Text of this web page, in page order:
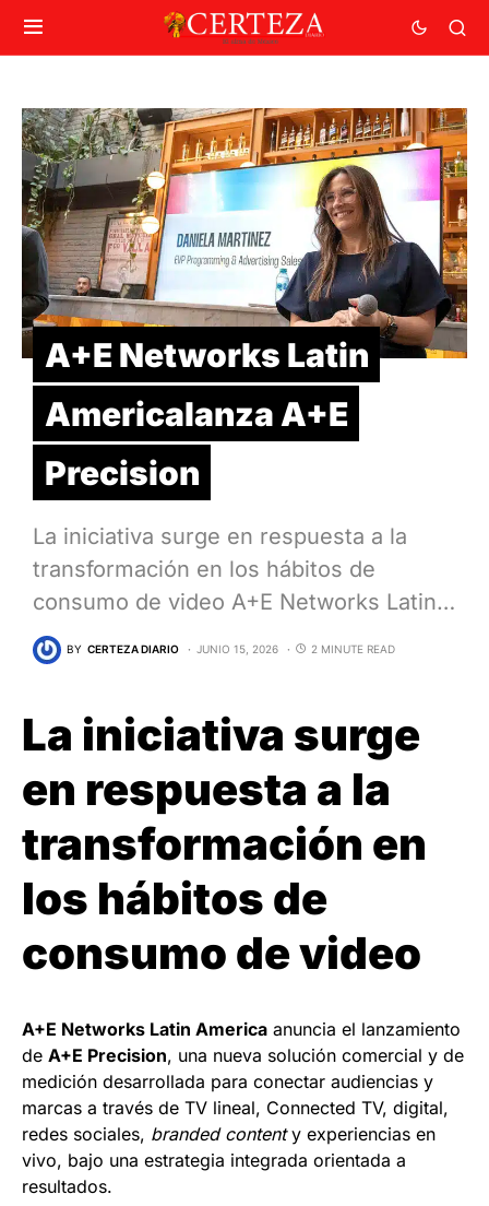
A+E Networks Latin
Americalanza A+E
Precision
La iniciativa surge en respuesta a la
transformación en los hábitos de
consumo de video A+E Networks Latin…
BY CERTEZA DIARIO JUNIO 15, 2026 2 MINUTE READ
La iniciativa surge
en respuesta a la
transformación en
los hábitos de
consumo de video
A+E Networks Latin America anuncia el lanzamiento
de A+E Precision, una nueva solución comercial y de
medición desarrollada para conectar audiencias y
marcas a través de TV lineal, Connected TV, digital,
redes sociales, branded contenty experiencias en
vivo, bajo una estrategia integrada orientada a
resultados.